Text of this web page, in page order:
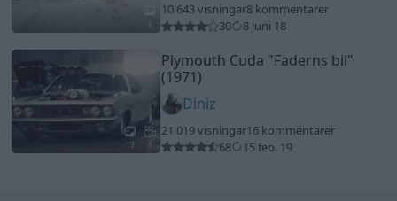
8
10 643 visningar8 kommentarer
30
8 juni 18
13 1
Plymouth Cuda "Faderns bil"
(1971)
Diniz
21 019 visningar16 kommentarer
68
15 feb. 19